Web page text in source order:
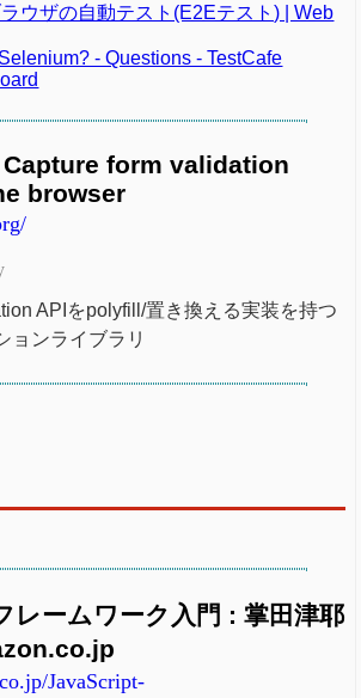
ウザの自動テスト(E2Eテスト) | Web
- Questions - TestCafe
form validation
browser
APIをpolyfill/置き換える実装を持つ
ョンライブラリ
レームワーク入門 : 掌田津耶
JavaScript-